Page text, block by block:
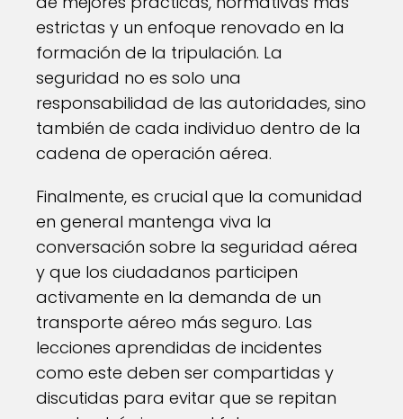
estrictas y un enfoque renovado en la
formación de la tripulación. La
seguridad no es solo una
responsabilidad de las autoridades, sino
también de cada individuo dentro de la
cadena de operación aérea.
Finalmente, es crucial que la comunidad
en general mantenga viva la
conversación sobre la seguridad aérea
y que los ciudadanos participen
activamente en la demanda de un
transporte aéreo más seguro. Las
lecciones aprendidas de incidentes
como este deben ser compartidas y
discutidas para evitar que se repitan